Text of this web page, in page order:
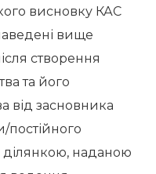
висновку КАС
вище
створення
та його
від засновника
наданою